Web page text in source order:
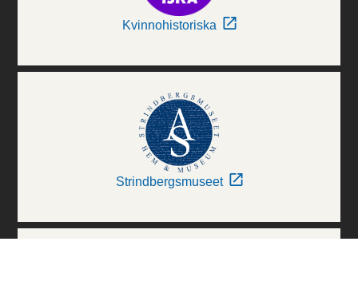
Kvinnohistoriska
Strindbergsmuseet